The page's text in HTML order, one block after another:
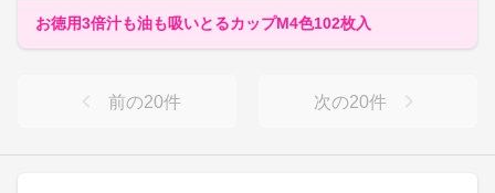
お徳用3倍汁も油も吸いとるカップM4色102枚入
前の20件 次の20件